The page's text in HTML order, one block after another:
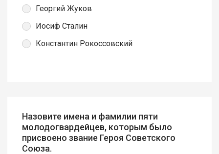
Георгий Жуков
Иосиф Сталин
Константин Рокоссовский
Назовите имена и фамилии пяти
молодогвардейцев, которым было
присвоено звание Героя Советского
Союза.